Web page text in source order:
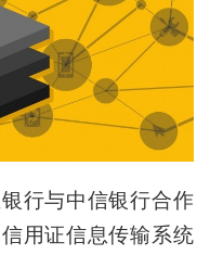
行与中信银行合作
用证信息传输系统